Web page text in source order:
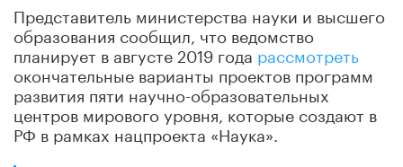
Представитель министерства науки и высшего
образования сообщил, что ведомство
планирует в августе 2019 годарассмотреть
окончательные варианты проектов программ
развития пяти научно-образовательных
центров мирового уровня, которые создают в
РФ в рамках нацпроекта «Наука».